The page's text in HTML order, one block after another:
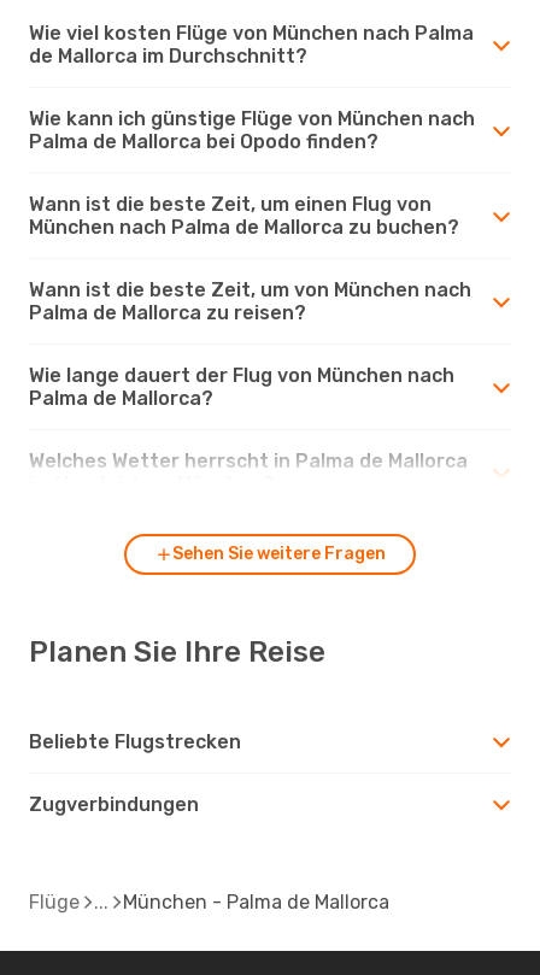
Wie viel kosten Flüge von München nach Palma
de Mallorca im Durchschnitt?
Wie kann ich günstige Flüge von München nach
Palma de Mallorca bei Opodo finden?
Wann ist die beste Zeit, um einen Flug von
München nach Palma de Mallorca zu buchen?
Wann ist die beste Zeit, um von München nach
Palma de Mallorca zu reisen?
Wie lange dauert der Flug von München nach
Palma de Mallorca?
Welches Wetter herrscht in Palma de Mallorca
Sehen Sie weitere Fragen
Planen Sie Ihre Reise
Beliebte Flugstrecken
Zugverbindungen
Flüge München - Palma de Mallorca